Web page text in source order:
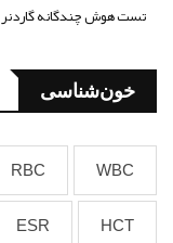
تست هوش چندگانه گاردنر
خون‌شناسی
WBC
RBC
HCT
ESR